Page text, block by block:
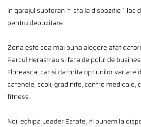
In garajul subteran iti sta la dispozitie 1 loc
pentru depozitare.
Zona este cea mai buna alegere atat
Parcul Herastrau si fata de polul de
Floreasca, cat si datorita optiunilor variate
cafenele, scoli, gradinite, centre medicale,
fitness.
Noi, echipa Leader Estate, iti punem la